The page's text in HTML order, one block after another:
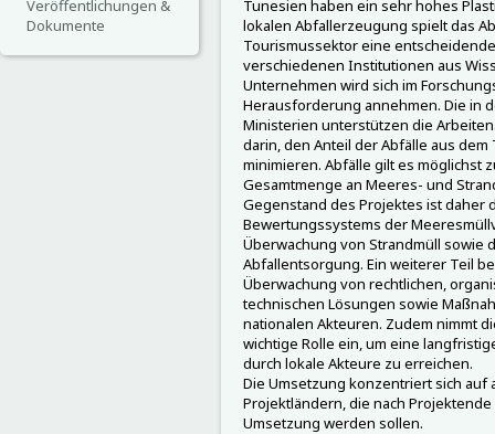
Veröffentlichungen &
Dokumente
Tunesien haben ein sehr hohes
lokalen Abfallerzeugung spielt das
Tourismussektor eine
verschiedenen Institutionen aus
Unternehmen wird sich im
Herausforderung annehmen. Die in
Ministerien unterstützen die
darin, den Anteil der Abfälle aus
minimieren. Abfälle gilt es möglichst
Gesamtmenge an Meeres- und
Gegenstand des Projektes ist daher
Bewertungssystems der
Überwachung von Strandmüll sowie
Abfallentsorgung. Ein weiterer Teil
Überwachung von rechtlichen,
technischen Lösungen sowie
nationalen Akteuren. Zudem nimmt
wichtige Rolle ein, um eine
durch lokale Akteure zu erreichen.
Die Umsetzung konzentriert sich
Projektländern, die nach
Umsetzung werden sollen.